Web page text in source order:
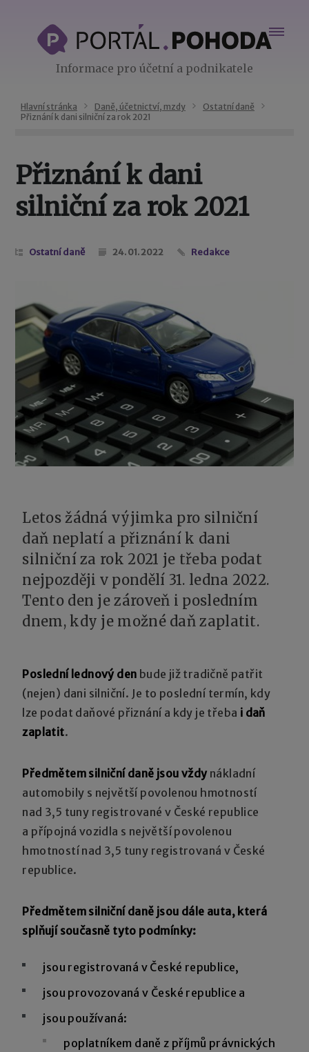
Informace pro účetní a podnikatele
Hlavní stránka Daně, účetnictví, mzdy
Ostatní daně
Přiznání k dani silniční za rok 2021
Přiznání k dani
silniční za rok 2021
Ostatní daně 24. 01. 2022 Redakce
Letos žádná výjimka pro silniční
daň neplatí a přiznání k dani
silniční za rok 2021 je třeba podat
nejpozději v pondělí 31. ledna 2022.
Tento den je zároveň i posledním
dnem, kdy je možné daň zaplatit.
Poslední lednový den bude již tradičně patřit
(nejen) dani silniční. Je to poslední termín, kdy
lze podat daňové přiznání a kdy je třeba i daň
zaplatit.
Předmětem silniční daně jsou vždynákladní
automobily s největší povolenou hmotností
nad 3,5 tuny registrované v České republice
a přípojná vozidla s největší povolenou
hmotností nad 3,5 tuny registrovaná v České
republice.
Předmětem silniční daně jsou dále auta, která
splňují současně tyto podmínky:
jsou registrovaná v České republice,
jsou provozovaná v České republice a
jsou používaná:
poplatníkem daně z příjmů právnických